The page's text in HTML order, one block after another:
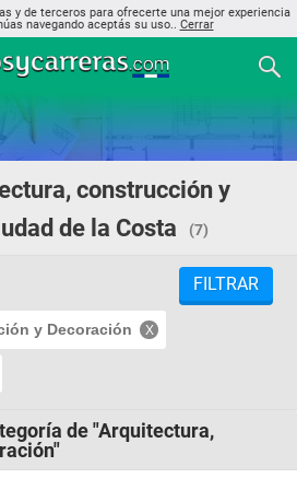
y de terceros para ofrecerte una mejor experiencia
navegando aceptás su uso.. Cerrar
construcción y
de la Costa
(7)
y Decoración
FILTRAR
de "Arquitectura,